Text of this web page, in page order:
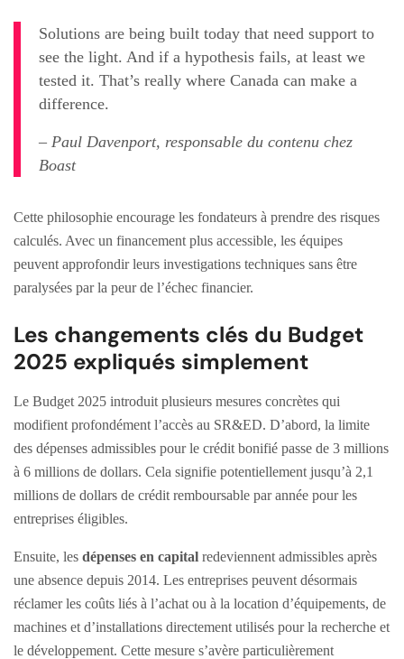
Solutions are being built today that need support to
see the light. And if a hypothesis fails, at least we
tested it. That’s really where Canada can make a
difference.
– Paul Davenport, responsable du contenu chez
Boast
Cette philosophie encourage les fondateurs à prendre des risques
calculés. Avec un financement plus accessible, les équipes
peuvent approfondir leurs investigations techniques sans être
paralysées par la peur de l’échec financier.
Les changements clés du Budget
2025 expliqués simplement
Le Budget 2025 introduit plusieurs mesures concrètes qui
modifient profondément l’accès au SR&ED. D’abord, la limite
des dépenses admissibles pour le crédit bonifié passe de 3 millions
à 6 millions de dollars. Cela signifie potentiellement jusqu’à 2,1
millions de dollars de crédit remboursable par année pour les
entreprises éligibles.
Ensuite, les dépenses en capital redeviennent admissibles après
une absence depuis 2014. Les entreprises peuvent désormais
réclamer les coûts liés à l’achat ou à la location d’équipements, de
machines et d’installations directement utilisés pour la recherche et
le développement. Cette mesure s’avère particulièrement